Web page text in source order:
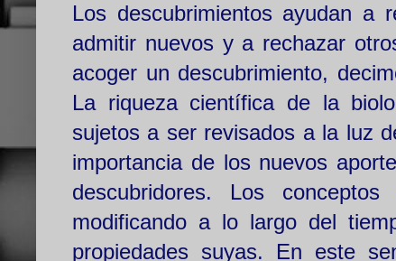
Los descubrimientos ayudan a
admitir nuevos y a rechazar
acoger un descubrimiento,
La riqueza científica de la
sujetos a ser revisados a la luz
importancia de los nuevos
descubridores. Los
modificando a lo largo del
propiedades suyas. En este